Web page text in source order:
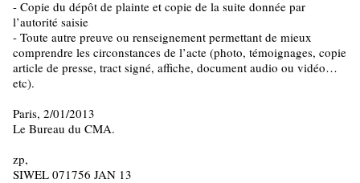
- Copie du dépôt de plainte et copie de la suite donnée par
l’autorité saisie
- Toute autre preuve ou renseignement permettant de mieux
comprendre les circonstances de l’acte (photo, témoignages, copie
article de presse, tract signé, affiche, document audio ou vidéo…
etc).
Paris, 2/01/2013
Le Bureau du CMA.
zp,
SIWEL 071756 JAN 13